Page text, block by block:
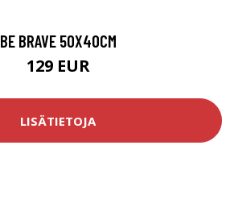
BE BRAVE 50X40CM
129 EUR
LISÄTIETOJA